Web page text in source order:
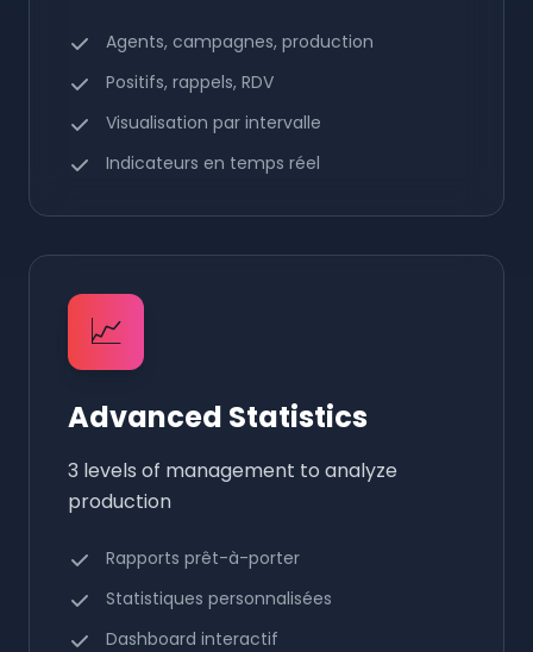
Agents, campagnes, production
Positifs, rappels, RDV
Visualisation par intervalle
Indicateurs en temps réel
📈
Advanced Statistics
3 levels of management to analyze
production
Rapports prêt-à-porter
Statistiques personnalisées
Dashboard interactif